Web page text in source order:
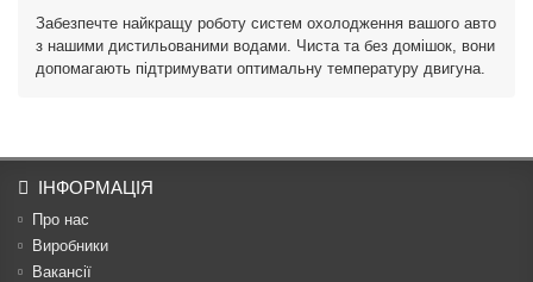
Забезпечте найкращу роботу систем охолодження вашого авто
з нашими дистильованими водами. Чиста та без домішок, вони
допомагають підтримувати оптимальну температуру двигуна.
ІНФОРМАЦІЯ
Про нас
Виробники
Вакансії